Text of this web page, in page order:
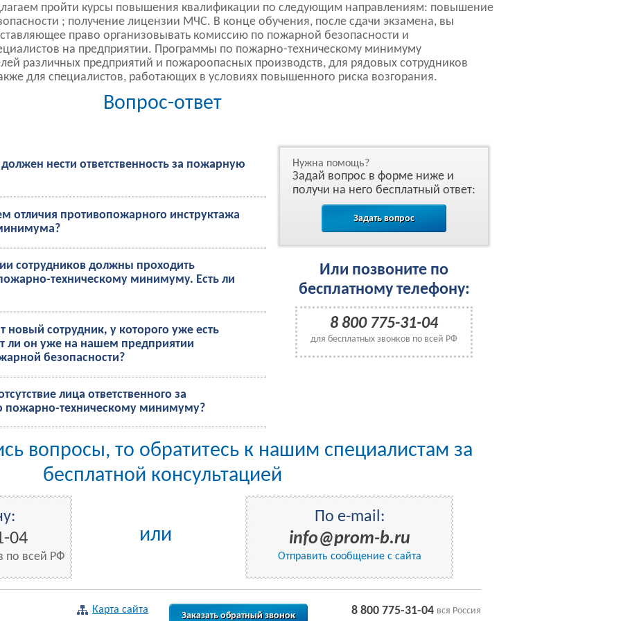
пройти курсы повышения квалификации по следующим направлениям: повышение
; получение лицензии МЧС. В конце обучения, после сдачи экзамена, вы
право организовывать комиссию по пожарной безопасности и
на предприятии. Программы по пожарно-техническому минимуму
различных предприятий и пожароопасных производств, для рядовых сотрудников
для специалистов, работающих в условиях повышенного риска возгорания.
Вопрос-ответ
нести ответственность за пожарную
отличия противопожарного инструктажа
сотрудников должны проходить
техническому минимуму. Есть ли
сотрудник, у которого уже есть
ли он уже на нашем предприятии
безопасности?
лица ответственного за
пожарно-техническому минимуму?
Нужна помощь?
Задай вопрос в форме ниже и
получи на него бесплатный ответ:
Задать вопрос
Или позвоните по
бесплатному телефону:
8 800 775-31-04
для бесплатных звонков по всей РФ
вопросы, то обратитесь к нашим специалистам за
бесплатной консультацией
04
по всей РФ
или
По e-mail:
info@prom-b.ru
Отправить сообщение с сайта
Карта сайта
Заказать обратный звонок 8 800 775-31-04 вся Россия